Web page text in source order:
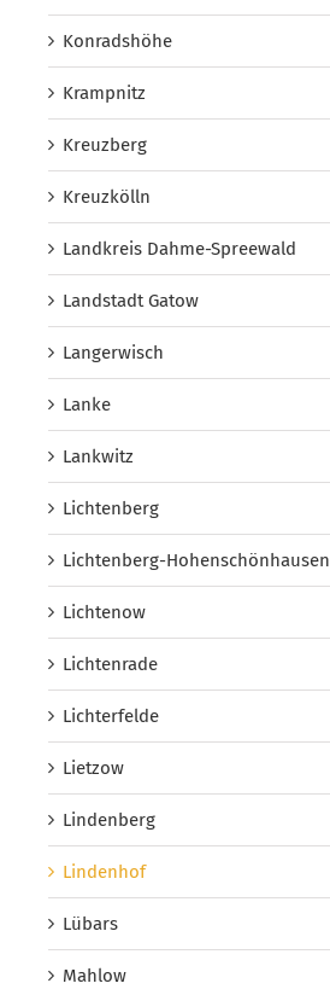
Konradshöhe
Krampnitz
Kreuzberg
Kreuzkölln
Landkreis Dahme-Spreewald
Landstadt Gatow
Langerwisch
Lanke
Lankwitz
Lichtenberg
Lichtenberg-Hohenschönhausen
Lichtenow
Lichtenrade
Lichterfelde
Lietzow
Lindenberg
Lindenhof
Lübars
Mahlow